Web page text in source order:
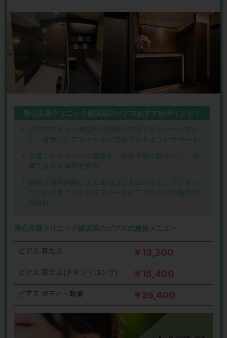
聖心美容クリニック横浜院のピアスおすすめポイント！
ピアス穴あけは美容外科領域の技術でピアッサーで行
い、確実にピアスホールが完成できるようにサポート
金属アレルギーへの配慮や、感染予防の観点から、清
潔で安全な施術を提供
施術は局所麻酔による痛みコントロールと、アフター
ケアの充実でストレスフリーなピアス穴あけの施術が
大好評
聖心美容クリニック横浜院のピアスの施術メニュー
ピアス 耳たぶ ￥13,200
ピアス 耳たぶ(チタン・ロング) ￥15,400
ピアス ボディ・軟骨 ￥26,400